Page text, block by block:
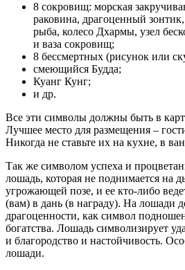
8 сокровищ: морская
раковина, драгоценный
рыба, колесо Дхармы, узел
и ваза сокровищ;
8 бессмертных (рисунок или
смеющийся Будда;
Куанг Кунг;
и др.
Все эти символы должны быть в
Лучшее место для размещения –
Никогда не ставьте их на кухне, в
Так же символом успеха и
лошадь, которая не поднимается на
угрожающей позе, и ее кто-либо
(вам) в дань (в награду). На лошади
драгоценности, как символ
богатства. Лошадь символизирует
и благородство и настойчивость.
лошади.